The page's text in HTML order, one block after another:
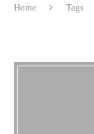
Home Tags